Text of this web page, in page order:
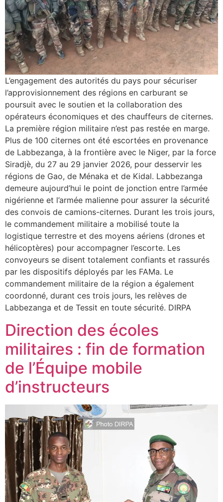
L’engagement des autorités du pays pour sécuriser
l’approvisionnement des régions en carburant se
poursuit avec le soutien et la collaboration des
opérateurs économiques et des chauffeurs de citernes.
La première région militaire n’est pas restée en marge.
Plus de 100 citernes ont été escortées en provenance
de Labbezanga, à la frontière avec le Niger, par la force
Siradjè, du 27 au 29 janvier 2026, pour desservir les
régions de Gao, de Ménaka et de Kidal. Labbezanga
demeure aujourd’hui le point de jonction entre l’armée
nigérienne et l’armée malienne pour assurer la sécurité
des convois de camions-citernes. Durant les trois jours,
le commandement militaire a mobilisé toute la
logistique terrestre et des moyens aériens (drones et
hélicoptères) pour accompagner l’escorte. Les
convoyeurs se disent totalement confiants et rassurés
par les dispositifs déployés par les FAMa. Le
commandement militaire de la région a également
coordonné, durant ces trois jours, les relèves de
Labbezanga et de Tessit en toute sécurité. DIRPA
Direction des écoles
militaires : fin de formation
de l’Équipe mobile
d’instructeurs